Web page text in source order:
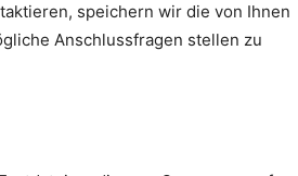
speichern wir die von Ihnen
Anschlussfragen stellen zu